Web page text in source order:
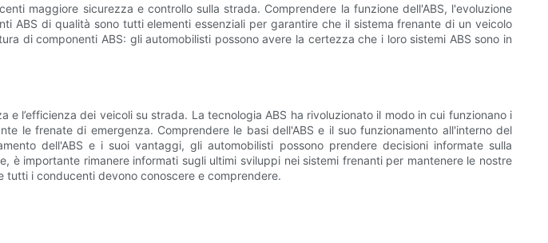
maggiore sicurezza e controllo sulla strada. Comprendere la funzione dell'ABS, l'evoluzione
ABS di qualità sono tutti elementi essenziali per garantire che il sistema frenante di un veicolo
di componenti ABS: gli automobilisti possono avere la certezza che i loro sistemi ABS sono in
l’efficienza dei veicoli su strada. La tecnologia ABS ha rivoluzionato il modo in cui funzionano i
le frenate di emergenza. Comprendere le basi dell'ABS e il suo funzionamento all'interno del
dell'ABS e i suoi vantaggi, gli automobilisti possono prendere decisioni informate sulla
importante rimanere informati sugli ultimi sviluppi nei sistemi frenanti per mantenere le nostre
tutti i conducenti devono conoscere e comprendere.